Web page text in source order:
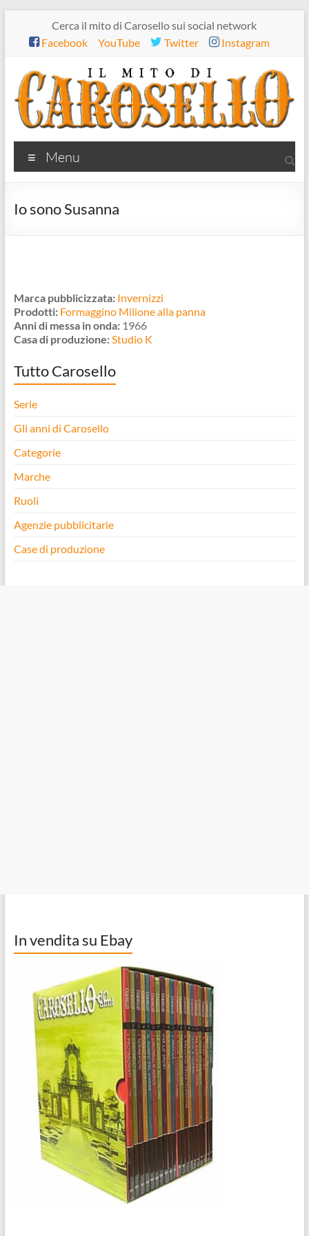
contenuto
Cerca il mito di Carosello sui social network
Facebook
YouTube Twitter Instagram
Il
mito
di
Menu
Io sono Susanna
Marca pubblicizzata: Invernizzi
Prodotti: Formaggino Milione alla panna
Anni di messa in onda:1966
Casa di produzione:Studio K
Tutto Carosello
Serie
Gli anni di Carosello
Categorie
Marche
Ruoli
Agenzie pubblicitarie
Case di produzione
In vendita su Ebay